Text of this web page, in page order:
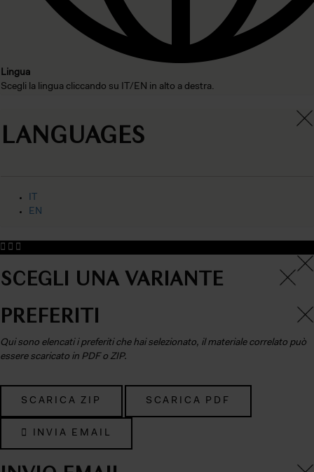
Lingua
Scegli la lingua cliccando su IT/EN in alto a destra.
×
LANGUAGES
IT
EN
×
×
SCEGLI UNA VARIANTE
×
PREFERITI
Qui sono elencati i preferiti che hai selezionato, il materiale correlato può
essere scaricato in PDF o ZIP.
SCARICA ZIP SCARICA PDF
INVIA EMAIL